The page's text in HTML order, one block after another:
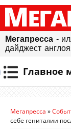
М
Мегапресса -
дайджест
Главное
Мегапресса »
себе гениталии